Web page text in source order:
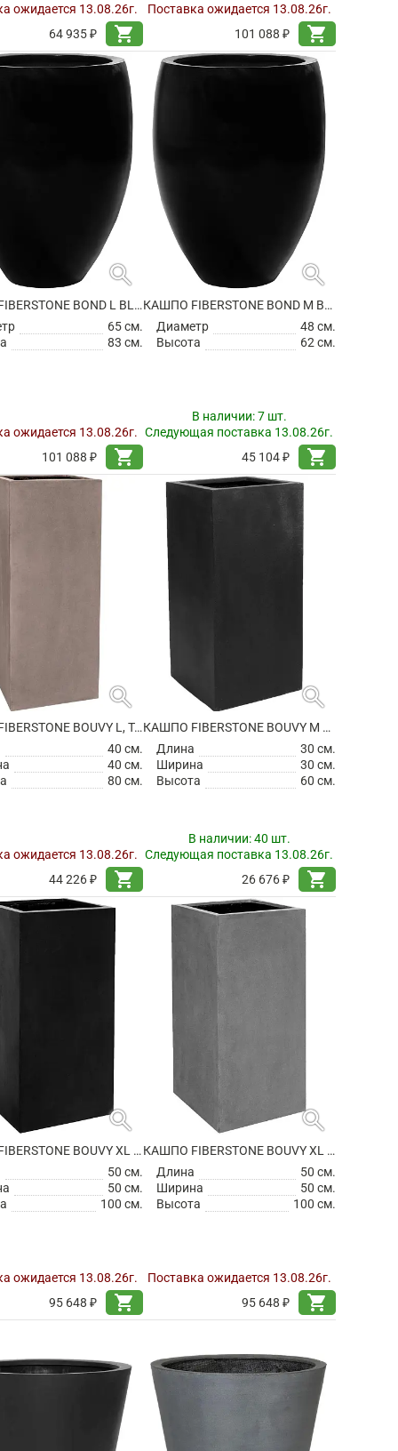
ожидается 13.08.26г.
64 935 ₽
shopping_cart
Поставка ожидается 13.08.26г.
101 088 ₽
shopping_cart
search
КАШПО FIBERSTONE BOND L BLACK
65 см.
83 см.
ожидается 13.08.26г.
101 088 ₽
shopping_cart
search
КАШПО FIBERSTONE BOND M BLACK
Диаметр
48 см.
Высота
62 см.
В наличии:7 шт.
Следующая поставка 13.08.26г.
45 104 ₽
shopping_cart
search
КАШПО FIBERSTONE BOUVY L, TAUPE
40 см.
40 см.
80 см.
ожидается 13.08.26г.
44 226 ₽
shopping_cart
search
КАШПО FIBERSTONE BOUVY M BLACK
Длина
30 см.
Ширина
30 см.
Высота
60 см.
В наличии:40 шт.
Следующая поставка 13.08.26г.
26 676 ₽
shopping_cart
search
КАШПО FIBERSTONE BOUVY XL BLACK
50 см.
50 см.
100 см.
ожидается 13.08.26г.
95 648 ₽
shopping_cart
search
КАШПО FIBERSTONE BOUVY XL GREY
Длина
50 см.
Ширина
50 см.
Высота
100 см.
Поставка ожидается 13.08.26г.
95 648 ₽
shopping_cart